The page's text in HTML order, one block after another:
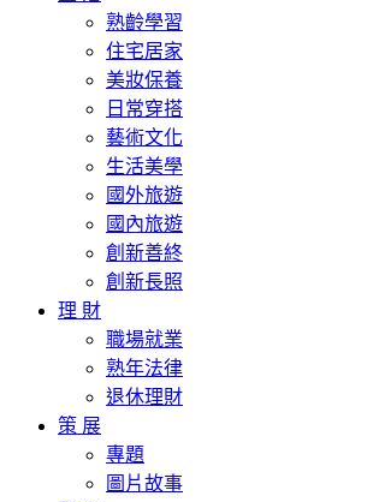
熟齡學習
住宅居家
美妝保養
日常穿搭
藝術文化
生活美學
國外旅遊
國內旅遊
創新善終
創新長照
理 財
職場就業
熟年法律
退休理財
策 展
專題
圖片故事